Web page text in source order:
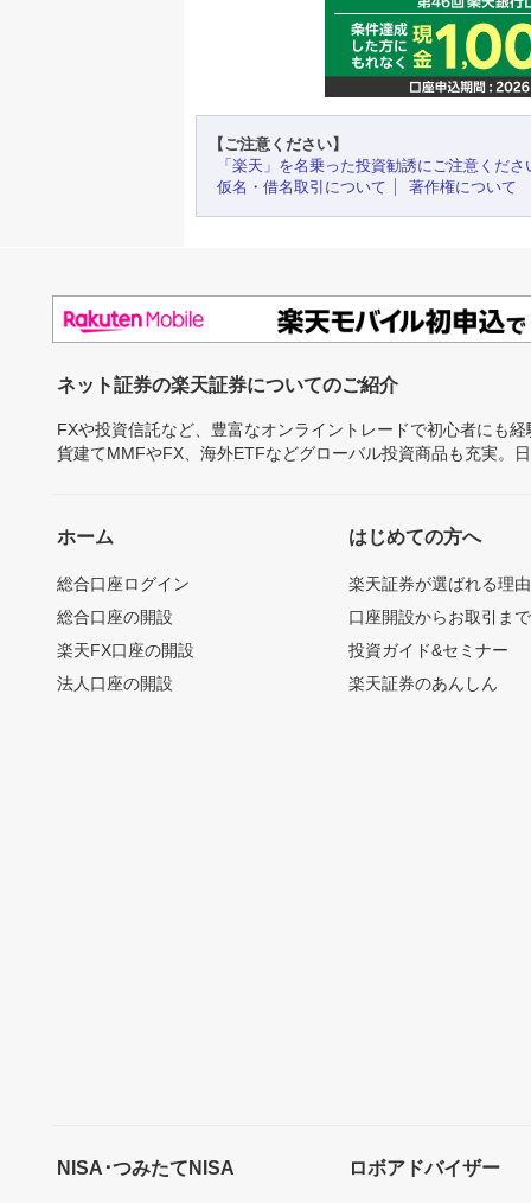
【ご注意ください】
「楽天」を名乗った投資勧誘にご注意くださ
仮名・借名取引について
著作権について
ネット証券の楽天証券についてのご紹介
FXや投資信託など、豊富なオンライントレードで初心者にも
貨建てMMFやFX、海外ETFなどグローバル投資商品も充実。
ホーム
総合口座ログイン
総合口座の開設
楽天FX口座の開設
法人口座の開設
はじめての方へ
楽天証券が選ばれる理由
口座開設からお取引ま
投資ガイド&セミナー
楽天証券のあんしん
NISA･つみたてNISA ロボアドバイザー